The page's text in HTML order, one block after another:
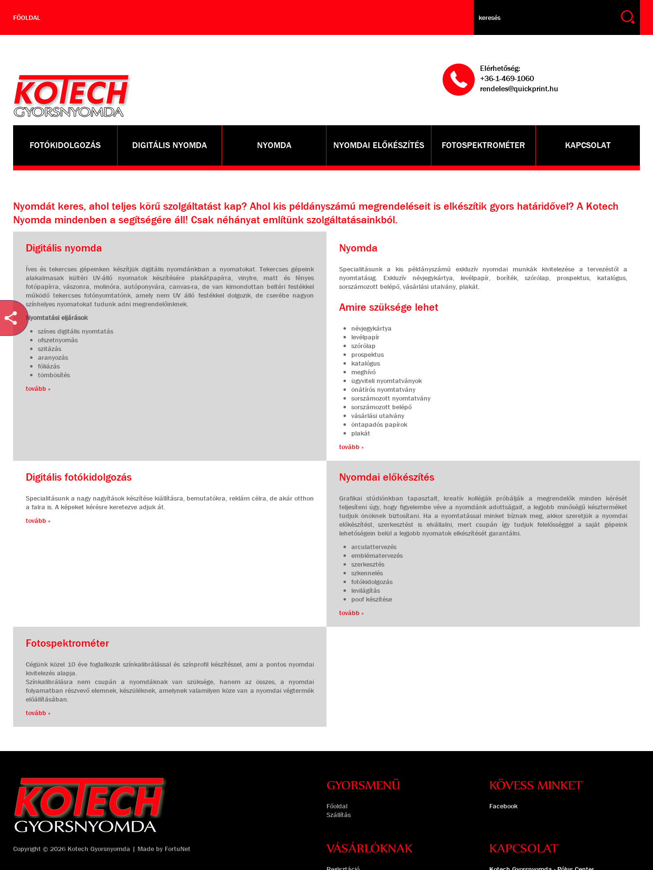
FŐOLDAL
Elérhetőség:
+36-1-469-1060
rendeles@quickprint.hu
FOTÓKIDOLGOZÁS DIGITÁLIS NYOMDA NYOMDA NYOMDAI ELŐKÉSZÍTÉS FOTOSPEKTROMÉTER KAPCSOLAT
Nyomdát keres, ahol teljes körű szolgáltatást kap? Ahol kis példányszámú megrendeléseit is elkészítik gyors határidővel? A Kotech
Nyomda mindenben a segítségére áll! Csak néhányat említünk szolgáltatásainkból.
Digitális nyomda
Íves és tekercses gépeinken készítjük digitális nyomdánkban a nyomatokat. Tekercses gépeink
alakalmasak kültéri UV-álló nyomatok készítésére plakátpapírra, vinylre, matt és fényes
fotópapírra, vászonra, molinóra, autóponyvára, canvas-ra, de van kimondottan beltéri festékkel
működő tekercses fotónyomtatónk, amely nem UV álló festékkel dolgozik, de cserébe nagyon
színhelyes nyomatokat tudunk adni megrendelőinknek.
Nyomtatási eljárások
színes digitális nyomtatás
ofszetnyomás
szitázás
aranyozás
fóliázás
tömbösítés
tovább »
Nyomda
Specialitásunk a kis példányszámú exkluzív nyomdai munkák kivitelezése a tervezéstől a
nyomtatásig. Exkluzív névjegykártya, levélpapír, boríték, szórólap, prospektus, katalógus,
sorszámozott belépő, vásárlási utalvány, plakát.
Amire szüksége lehet
névjegykártya
levélpapír
szórólap
prospektus
katalógus
meghívó
ügyviteli nyomtatványok
önátírós nyomtatvány
sorszámozott nyomtatvány
sorszámozott belépő
vásárlási utalvány
öntapadós papírok
plakát
tovább »
Digitális fotókidolgozás
Specialitásunk a nagy nagyítások készítése kiállításra, bemutatókra, reklám célra, de akár otthon
a falra is. A képeket kérésre keretezve adjuk át.
tovább »
Nyomdai előkészítés
Grafikai stúdiónkban tapasztalt, kreatív kollégák próbálják a megrendelők minden kérését
teljesíteni úgy, hogy figyelembe véve a nyomdánk adottságait, a legjobb minőségű készterméket
tudjuk önöknek biztosítani. Ha a nyomtatással minket bíznak meg, akkor szeretjük a nyomdai
előkészítést, szerkesztést is elvállalni, mert csupán így tudjuk felelősséggel a saját gépeink
lehetőségein belül a legjobb nyomatok elkészítését garantálni.
arculattervezés
emblématervezés
szerkesztés
szkennelés
fotókidolgozás
levilágítás
poof készítése
tovább »
Fotospektrométer
Cégünk közel 10 éve foglalkozik színkalibrálással és színprofil készítéssel, ami a pontos nyomdai
kivitelezés alapja.
Színkalibrálásra nem csupán a nyomdáknak van szüksége, hanem az összes, a nyomdai
folyamatban részvevő elemnek, készüléknek, amelynek valamilyen köze van a nyomdai végtermék
előállításában.
tovább »
Copyright © 2026 Kotech Gyorsnyomda | Made by FortuNet
GYORSMENÜ
Főoldal
Szállítás
KÖVESS MINKET
Facebook
VÁSÁRLÓKNAK KAPCSOLAT